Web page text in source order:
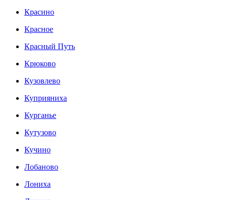
Красино
Красное
Красный Путь
Крюково
Кузовлево
Куприяниха
Курганье
Кутузово
Кучино
Лобаново
Лониха